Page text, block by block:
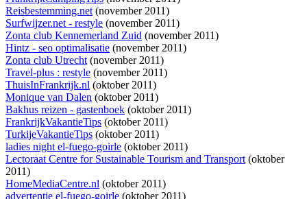
Reisbestemming.net(november 2011)
Surfwijzer.net - restyle (november 2011)
Zonta club Kennemerland Zuid (november 2011)
Hintz - seo optimalisatie (november 2011)
Zonta club Utrecht(november 2011)
Travel-plus : restyle (november 2011)
ThuisInFrankrijk.nl (oktober 2011)
Monique van Dalen (oktober 2011)
Bakhus reizen - gastenboek (oktober 2011)
FrankrijkVakantieTips (oktober 2011)
TurkijeVakantieTips (oktober 2011)
ladies night el-fuego-goirle (oktober 2011)
Lectoraat Centre for Sustainable Tourism and Transport(oktober
2011)
HomeMediaCentre.nl (oktober 2011)
advertentie el-fuego-goirle (oktober 2011)